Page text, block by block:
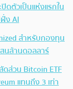
ดตัวเป็นแห่งแรกใน
ง AI
สำหรับกองทุน
นล้านดอลลาร์
ส่วน Bitcoin ETF
แทนถึง 3 เท่า